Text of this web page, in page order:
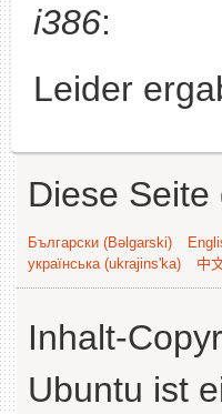
i386:
Leider
Diese
Български (Bəlgarski)
українська (ukrajins'ka)
中
Inhalt-
Ubuntu ist